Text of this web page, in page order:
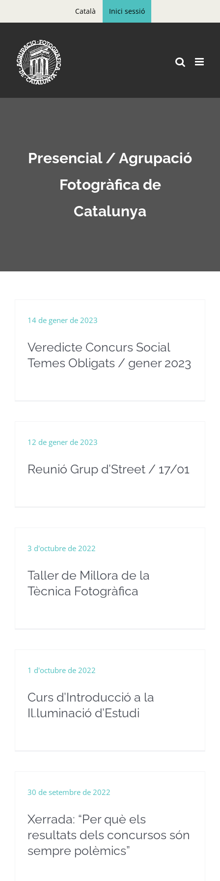
to
content
Català Inici sessió
Presencial / Agrupació
Fotogràfica de
Catalunya
Veredicte Concurs Social
Temes Obligats / gener 2023
14 de gener de 2023
Reunió Grup d’Street / 17/01
12 de gener de 2023
Taller de Millora de la
Tècnica Fotogràfica
3 d'octubre de 2022
Curs d’Introducció a la
Il.luminació d’Estudi
1 d'octubre de 2022
Xerrada: “Per què els
resultats dels concursos són
sempre polèmics”
30 de setembre de 2022